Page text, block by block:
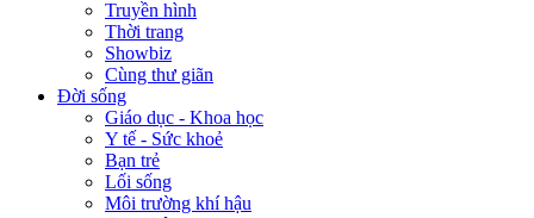
Truyền hình
Thời trang
Showbiz
Cùng thư giãn
Đời sống
Giáo dục - Khoa học
Y tế - Sức khoẻ
Bạn trẻ
Lối sống
Môi trường khí hậu